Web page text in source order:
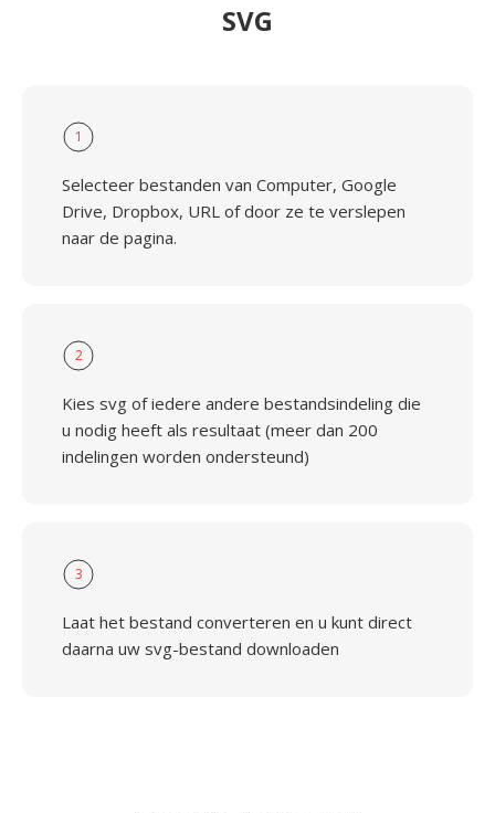
SVG
1
Selecteer bestanden van Computer, Google
Drive, Dropbox, URL of door ze te verslepen
naar de pagina.
2
Kies svg of iedere andere bestandsindeling die
u nodig heeft als resultaat (meer dan 200
indelingen worden ondersteund)
3
Laat het bestand converteren en u kunt direct
daarna uw svg-bestand downloaden